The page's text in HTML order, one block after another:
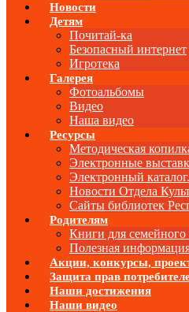
Новости
Детям
Почитай-ка
Безопасный интернет
Игротека
Галерея
Фотоальбомы
Видео
Наша видео
Ресурсы
Методическая
Электронные
Электронный
Новости Отдела
Сайты библиотек
Родителям
Книги для семейного
Полезная
Акции, конкурсы,
Защита прав
Наши достижения
Наши видео